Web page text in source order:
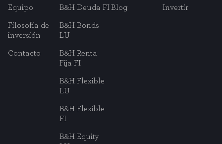
Equipo
Filosofía de
inversión
Contacto
B&H Deuda FI
B&H Bonds
LU
B&H Renta
Fija FI
B&H Flexible
LU
B&H Flexible
FI
B&H Equity
Blog Invertir